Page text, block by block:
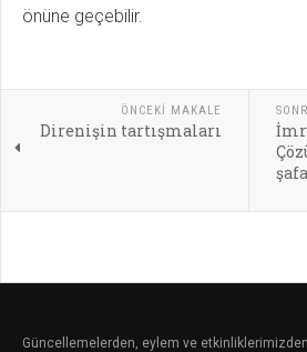
önüne geçebilir.
ÖNCEKI MAKALE
Direnişin tartışmaları
Güncellemelerden, eylem ve